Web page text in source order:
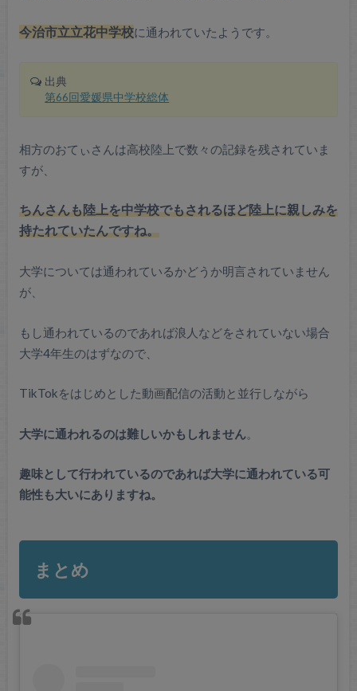
今治市立立花中学校に通われていたようです。
出典
第66回愛媛県中学校総体
相方のおてぃさんは高校陸上で数々の記録を残されていま
すが、
ちんさんも陸上を中学校でもされるほど陸上に親しみを
持たれていたんですね。
大学については通われているかどうか明言されていません
が、
もし通われているのであれば浪人などをされていない場合
大学4年生のはずなので、
TikTokをはじめとした動画配信の活動と並行しながら
大学に通われるのは難しいかもしれません。
趣味として行われているのであれば大学に通われている可
能性も大いにありますね。
まとめ